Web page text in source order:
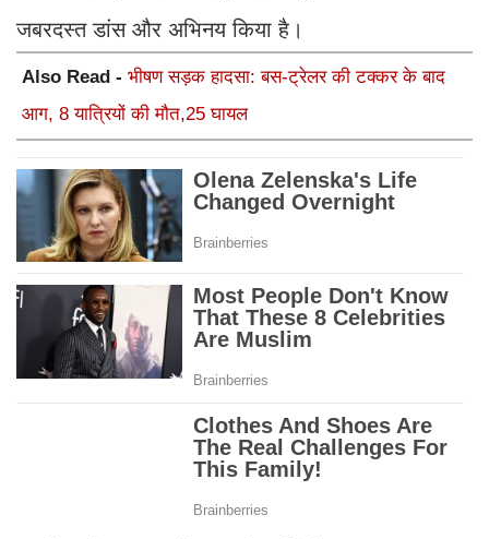
जबरदस्त डांस और अभिनय किया है।
Also Read - भीषण सड़क हादसा: बस-ट्रेलर की टक्कर के बाद
आग, 8 यात्रियों की मौत,25 घायल